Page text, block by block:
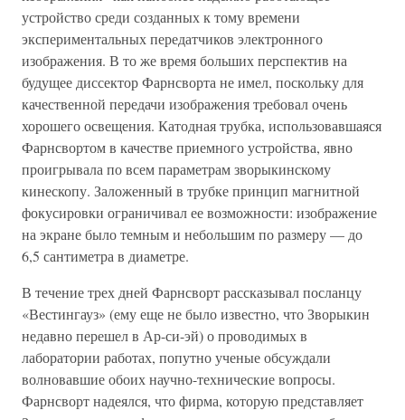
устройство среди созданных к тому времени
экспериментальных передатчиков электронного
изображения. В то же время больших перспектив на
будущее диссектор Фарнсворта не имел, поскольку для
качественной передачи изображения требовал очень
хорошего освещения. Катодная трубка, использовавшаяся
Фарнсвортом в качестве приемного устройства, явно
проигрывала по всем параметрам зворыкинскому
кинескопу. Заложенный в трубке принцип магнитной
фокусировки ограничивал ее возможности: изображение
на экране было темным и небольшим по размеру — до
6,5 сантиметра в диаметре.
В течение трех дней Фарнсворт рассказывал посланцу
«Вестингауз» (ему еще не было известно, что Зворыкин
недавно перешел в Ар-си-эй) о проводимых в
лаборатории работах, попутно ученые обсуждали
волновавшие обоих научно-технические вопросы.
Фарнсворт надеялся, что фирма, которую представляет